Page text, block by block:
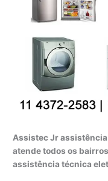
Assistec Jr
atende todos os
assistência técnica